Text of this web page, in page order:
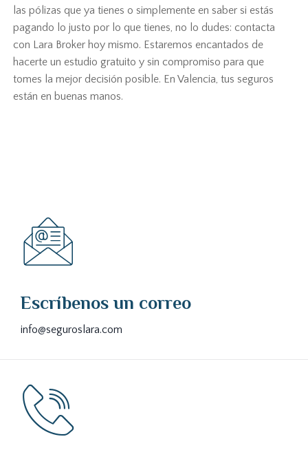
las pólizas que ya tienes o simplemente en saber si estás
pagando lo justo por lo que tienes, no lo dudes: contacta
con Lara Broker hoy mismo. Estaremos encantados de
hacerte un estudio gratuito y sin compromiso para que
tomes la mejor decisión posible. En Valencia, tus seguros
están en buenas manos.
Escríbenos un correo
info@seguroslara.com